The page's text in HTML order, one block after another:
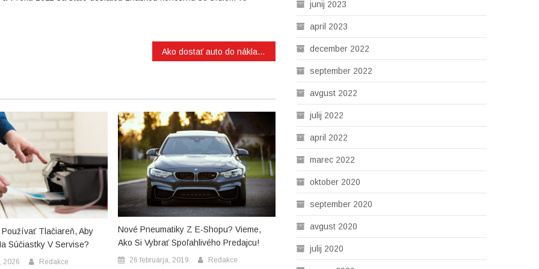
Ako dostať auto do nákladov
Tlačiareň, Aby
Súčiastky V Servise?
2026 Redakce
Nové Pneumatiky Z E-Shopu? Vieme,
Ako Si Vybrať Spoľahlivého Predajcu!
26 februarja, 2019 Redakce
junij 2023
april 2023
december 2022
september 2022
avgust 2022
julij 2022
april 2022
marec 2022
oktober 2020
september 2020
avgust 2020
julij 2020